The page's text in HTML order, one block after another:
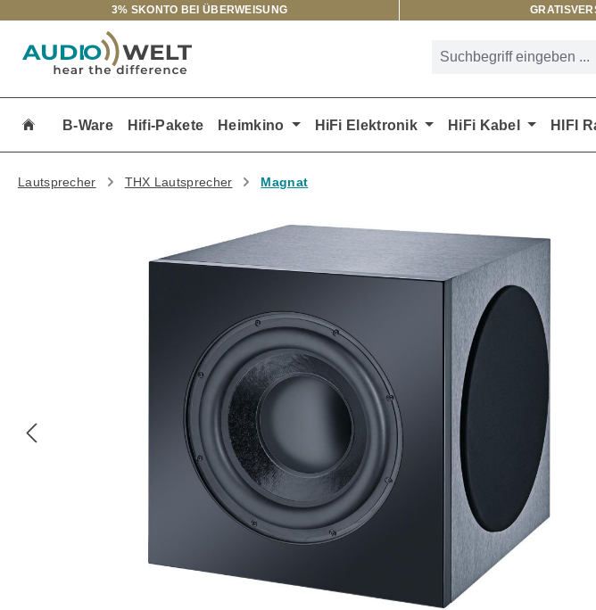
Hauptinhalt springen
Zur Suche springen
Zur Hauptnavigation springen
3% SKONTO BEI ÜBERWEISUNG
B-Ware Hifi-Pakete Heimkino HiFi Elektronik HiFi Kabel HIFI
Lautsprecher THX Lautsprecher Magnat